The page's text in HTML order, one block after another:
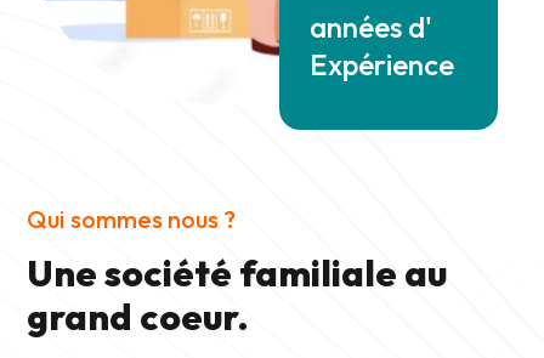
années d'
Expérience
Qui sommes nous ?
Une société familiale au
grand coeur.